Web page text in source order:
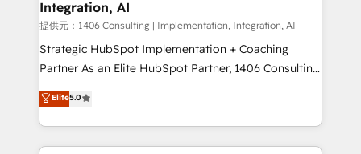
Our multicultural team works in Spanish, Portuguese,
and English to design scalable strategies that drive
measurable growth. 🌎 Highlights: • 10+ years as a
HubSpot partner. • 2023 Impact Awards: Platform
LATAM 2022, 2023, 2024, 2025. • Partner of the Year
2024. • Organizer of Aliados.ai (AI, marketing & tech
Integration, AI
提供元：1406 Consulting | Implementation, Integration, AI
Strategic HubSpot Implementation + Coaching
Partner As an Elite HubSpot Partner, 1406 Consulting
helps mid-market revenue teams transform how
they sell, market, and serve. We don't just build your
HubSpot—we teach your team to own it, then stay
to help you keep winning. What We Do ⚙️ CRM
Elite5.0